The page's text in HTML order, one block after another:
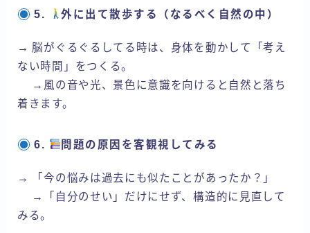
5. 外に出て散歩する（なるべく自然の中）
→ 脳がぐるぐるしてる時は、身体を動かして「考え
ない時間」をつくる。
→風の音や光、景色に意識を向けると自然と落ち
着きます。
6. 問題の原因を客観視してみる
→ 「今の悩みは過去にも似たことがあったか？」
→「自分のせい」だけにせず、構造的に見直して
みる。